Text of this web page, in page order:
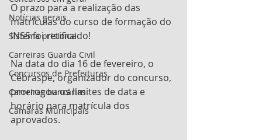
Notícias gerais
Sistema prisional
Carreiras Guarda Civil
Concursos de Prefeituras
Carreiras bancárias
Câmaras Municipais
O prazo para a realização das
matrículas do curso de formação do
INSS foi retificado!
Na data do dia 16 de fevereiro, o
Cebraspe, organizador do concurso,
prorrogou os limites de data e
horário para matrícula dos
aprovados.